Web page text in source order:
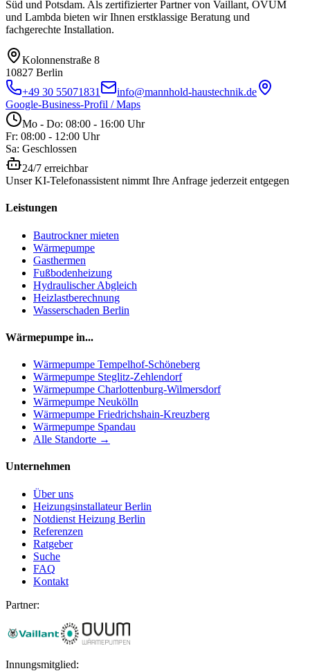
Süd und Potsdam. Als zertifizierter Partner von Vaillant, OVUM
und Lambda bieten wir Ihnen erstklassige Beratung und
fachgerechte Installation.
Kolonnenstraße 8
10827 Berlin
+49 30 55071831
info@mannhold-haustechnik.de
Google-Business-Profil / Maps
Mo - Do: 08:00 - 16:00 Uhr
Fr: 08:00 - 12:00 Uhr
Sa: Geschlossen
24/7 erreichbar
Unser KI-Telefonassistent nimmt Ihre Anfrage jederzeit entgegen
Leistungen
Bautrockner mieten
Wärmepumpe
Gasthermen
Fußbodenheizung
Hydraulischer Abgleich
Heizlastberechnung
Wasserschaden Berlin
Wärmepumpe in...
Wärmepumpe Tempelhof-Schöneberg
Wärmepumpe Steglitz-Zehlendorf
Wärmepumpe Charlottenburg-Wilmersdorf
Wärmepumpe Neukölln
Wärmepumpe Friedrichshain-Kreuzberg
Wärmepumpe Spandau
Alle Standorte →
Unternehmen
Über uns
Heizungsinstallateur Berlin
Notdienst Heizung Berlin
Referenzen
Ratgeber
Suche
FAQ
Kontakt
Partner:
Innungsmitglied: